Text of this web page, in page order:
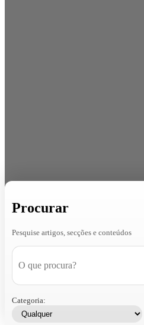
Procurar
Pesquise artigos, secções e conteúdos
Categoria: